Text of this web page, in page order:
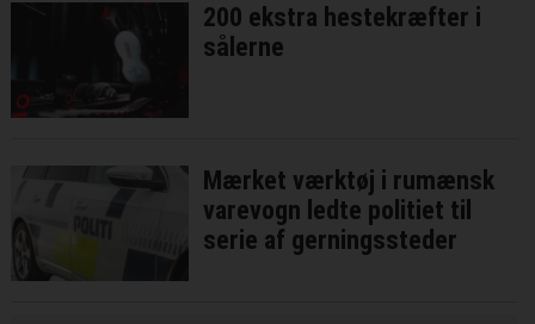
200 ekstra hestekræfter i
sålerne
Mærket værktøj i rumænsk
varevogn ledte politiet til
serie af gerningssteder